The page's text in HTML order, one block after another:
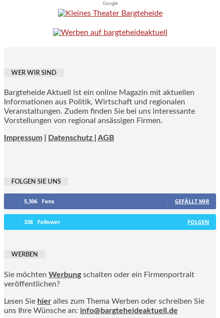
Google
WER WIR SIND
Bargteheide Aktuell ist ein online Magazin mit aktuellen
Informationen aus Politik, Wirtschaft und regionalen
Veranstaltungen. Zudem finden Sie bei uns interessante
Vorstellungen von regional ansässigen Firmen.
Impressum Datenschutz | AGB
FOLGEN SIE UNS
5,306 Fans GEFÄLLT MIR
338 Follower FOLGEN
WERBEN
Sie möchten Werbung schalten oder ein Firmenportrait
veröffentlichen?
Lesen Sie hier alles zum Thema Werben oder schreiben Sie
uns Ihre Wünsche an: info@bargteheideaktuell.de